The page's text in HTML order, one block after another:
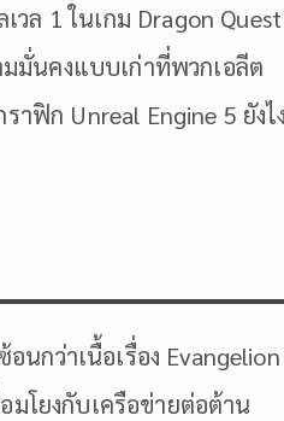
ล 1 ในเกม Dragon Quest
มั่นคงแบบเก่าที่พวกเอลีต
ฟิก Unreal Engine 5 ยังไ
นกว่าเนื้อเรื่อง Evangelion
โยงกับเครือข่ายต่อต้าน